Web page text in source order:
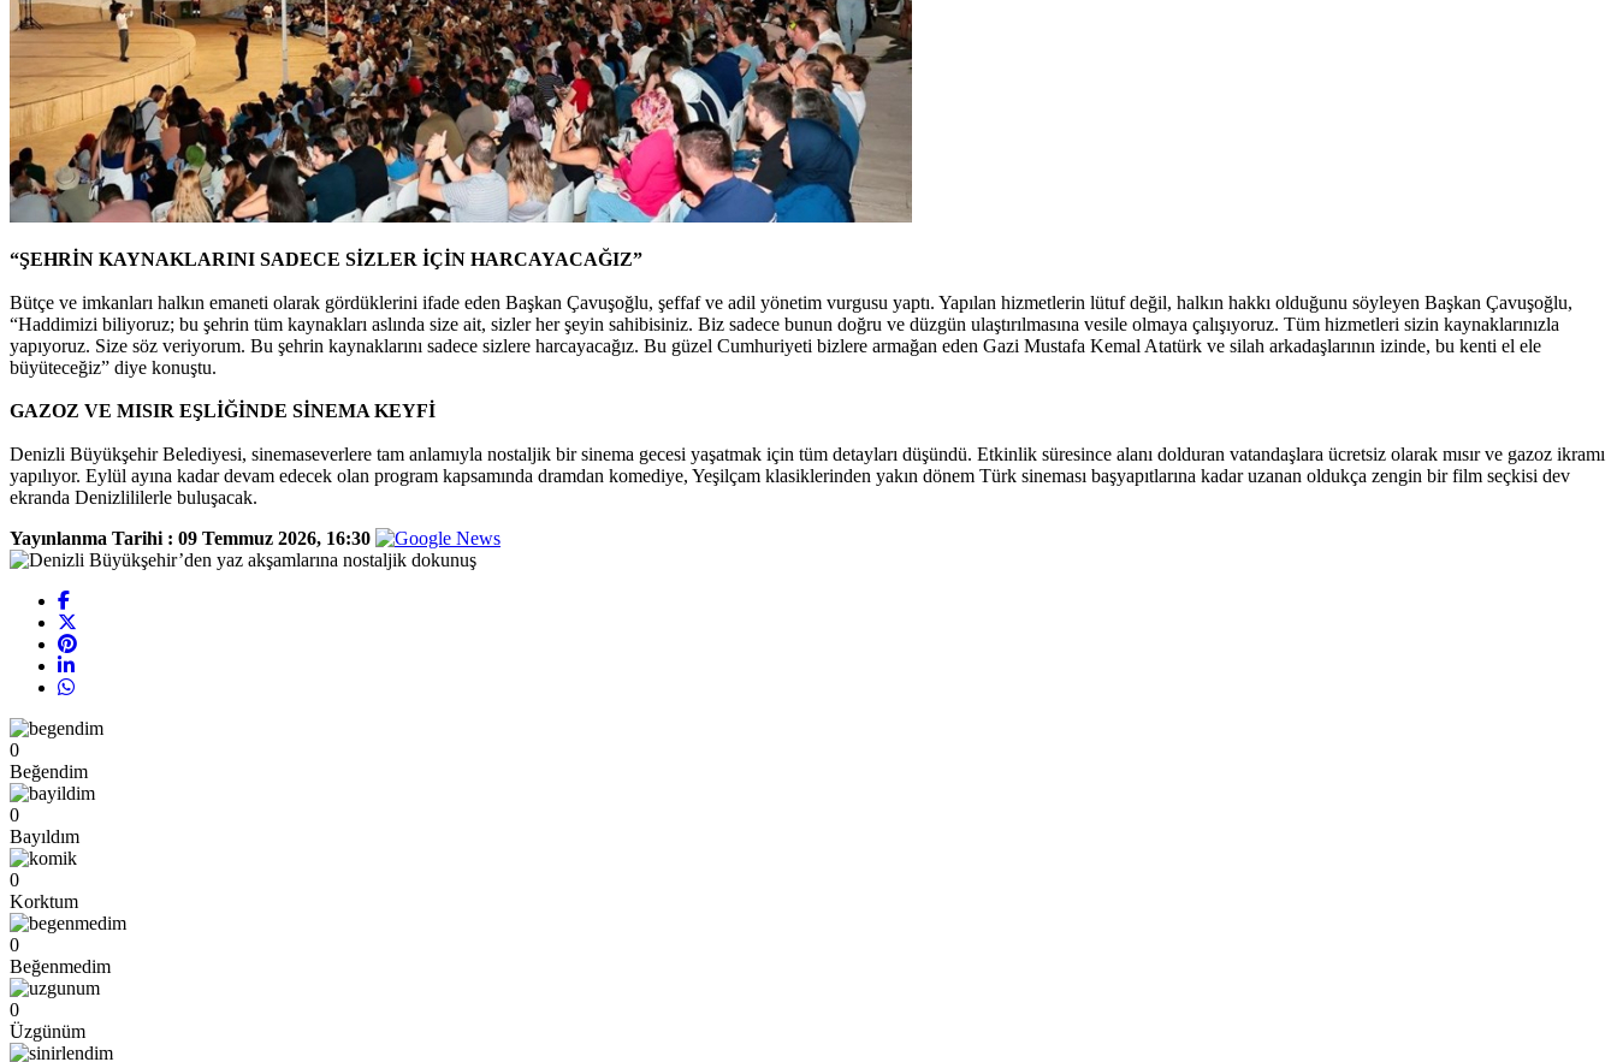
“ŞEHRİN KAYNAKLARINI SADECE SİZLER İÇİN HARCAYACAĞIZ”
Bütçe ve imkanları halkın emaneti olarak gördüklerini ifade eden Başkan Çavuşoğlu, şeffaf ve adil yönetim vurgusu yaptı. Yapılan hizmetlerin lütuf değil, halkın hakkı olduğunu söyleyen Başkan Çavuşoğlu,
“Haddimizi biliyoruz; bu şehrin tüm kaynakları aslında size ait, sizler her şeyin sahibisiniz. Biz sadece bunun doğru ve düzgün ulaştırılmasına vesile olmaya çalışıyoruz. Tüm hizmetleri sizin kaynaklarınızla
yapıyoruz. Size söz veriyorum. Bu şehrin kaynaklarını sadece sizlere harcayacağız. Bu güzel Cumhuriyeti bizlere armağan eden Gazi Mustafa Kemal Atatürk ve silah arkadaşlarının izinde, bu kenti el ele
büyüteceğiz” diye konuştu.
GAZOZ VE MISIR EŞLİĞİNDE SİNEMA KEYFİ
Denizli Büyükşehir Belediyesi, sinemaseverlere tam anlamıyla nostaljik bir sinema gecesi yaşatmak için tüm detayları düşündü. Etkinlik süresince alanı dolduran vatandaşlara ücretsiz olarak mısır ve gazoz ikramı
yapılıyor. Eylül ayına kadar devam edecek olan program kapsamında dramdan komediye, Yeşilçam klasiklerinden yakın dönem Türk sineması başyapıtlarına kadar uzanan oldukça zengin bir film seçkisi dev
ekranda Denizlililerle buluşacak.
Yayınlanma Tarihi : 09 Temmuz 2026, 16:30
0
Beğendim
0
Bayıldım
0
Korktum
0
Beğenmedim
0
Üzgünüm